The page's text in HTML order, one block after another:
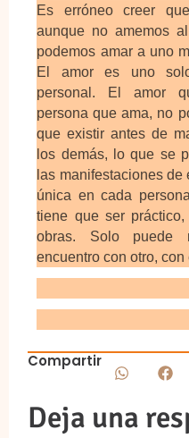
Es erróneo creer
aunque no amemos
podemos amar a uno
El amor es uno
personal. El amor
persona que ama, no
que existir antes de
los demás, lo que se
las manifestaciones
única en cada
tiene que ser
obras. Solo puede
encuentro con otro, con
Compartir
Deja una